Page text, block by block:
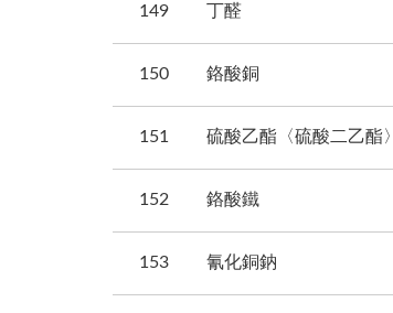
149 丁醛
150 鉻酸銅
151 硫酸乙酯〈硫酸二乙酯〉
152 鉻酸鐵
153 氰化銅鈉